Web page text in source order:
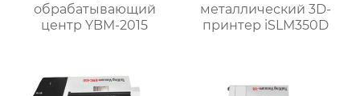
обрабатывающий
центр YBM-2015
металлический 3D-
принтер iSLM350D